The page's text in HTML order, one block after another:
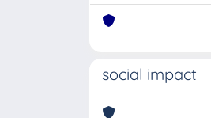
social impact